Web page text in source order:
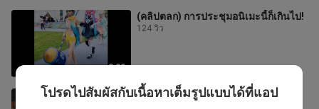
3:00
(คลิปตลก) การประชุมอนิเมะนี้ก็เกินไป!
124 วิว
นี่สิเพดานของวงการคนอวบ
โปรดไปสัมผัสกับเนื้อหาเต็มรูปแบบได้ที่แอป